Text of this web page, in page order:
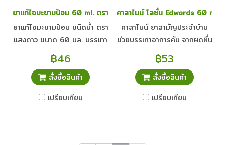
ยาแก้ไอมะขามป้อม 60 ml. ตราแสงดาว
ยาแก้ไอมะขามป้อม ชนิดน้ำ ตรา
แสงดาว ขนาด 60 มล. บรรเทา
อาการ ไอ เสมหะ
฿46
สั่งซื้อสินค้า
เปรียบเทียบ
คาลาไมน์ โลชั่น Edwards 60 ml.
คาลาไมน์ ยาสามัญประจำบ้าน
ช่วยบรรเทาอาการคัน จากผดผื่น
ผื่นคัน และลมพิษ
฿53
สั่งซื้อสินค้า
เปรียบเทียบ